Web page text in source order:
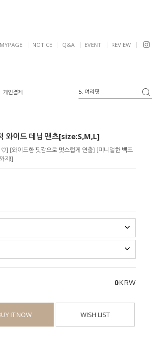
NOTICE Q&A EVENT REVIEW
MYPAGE
개인결제
5. 여리핏
3. 블라우스
4. 반팔
와이드 데님 팬츠[size:S,M,L]
[와이드한 핏감으로 멋스럽게 연출] [미니멀한 백포
지!]
0KRW
IT NOW WISH LIST